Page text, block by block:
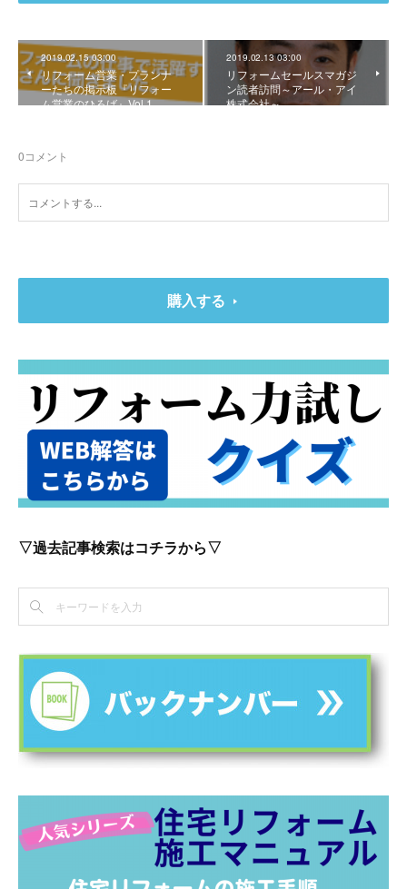
2019.02.15 03:00
リフォーム営業・プランナ
ーたちの掲示板『リフォー
ム営業のひろば』Vol.1
2019.02.13 03:00
リフォームセールスマガジ
ン読者訪問～アール・アイ
株式会社～
0コメント
購入する
▽過去記事検索はコチラから▽